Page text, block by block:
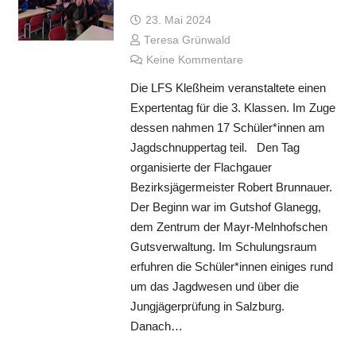
23. Mai 2024
Teresa Grünwald
Keine Kommentare
Die LFS Kleßheim veranstaltete einen
Expertentag für die 3. Klassen. Im Zuge
dessen nahmen 17 Schüler*innen am
Jagdschnuppertag teil. Den Tag
organisierte der Flachgauer
Bezirksjägermeister Robert Brunnauer.
Der Beginn war im Gutshof Glanegg,
dem Zentrum der Mayr-Melnhofschen
Gutsverwaltung. Im Schulungsraum
erfuhren die Schüler*innen einiges rund
um das Jagdwesen und über die
Jungjägerprüfung in Salzburg.
Danach…